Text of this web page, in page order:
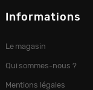
Informations
Le magasin
Qui sommes-nous ?
Mentions légales